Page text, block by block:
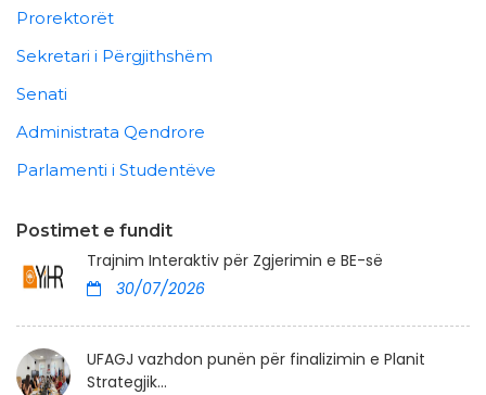
Prorektorët
Sekretari i Përgjithshëm
Senati
Administrata Qendrore
Parlamenti i Studentëve
Postimet e fundit
Trajnim Interaktiv për Zgjerimin e BE-së
30/07/2026
UFAGJ vazhdon punën për finalizimin e Planit
Strategjik...